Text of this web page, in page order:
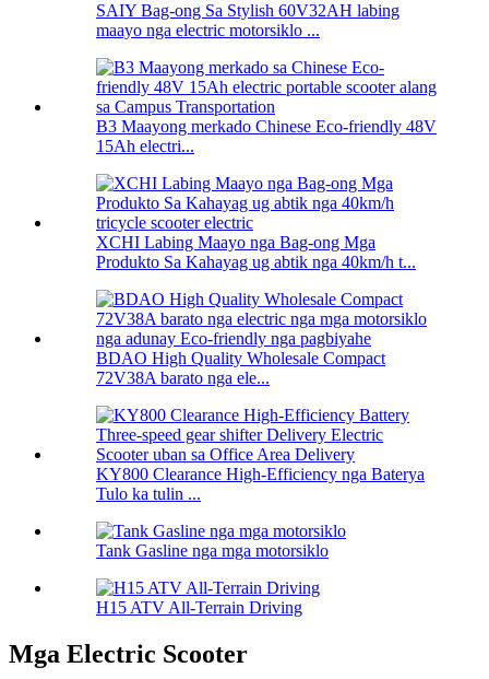
SAIY Bag-ong Sa Stylish 60V32AH labing
maayo nga electric motorsiklo ...
B3 Maayong merkado Chinese Eco-friendly 48V
15Ah electri...
XCHI Labing Maayo nga Bag-ong Mga
Produkto Sa Kahayag ug abtik nga 40km/h t...
BDAO High Quality Wholesale Compact
72V38A barato nga ele...
KY800 Clearance High-Efficiency nga Baterya
Tulo ka tulin ...
Tank Gasline nga mga motorsiklo
H15 ATV All-Terrain Driving
Mga Electric Scooter